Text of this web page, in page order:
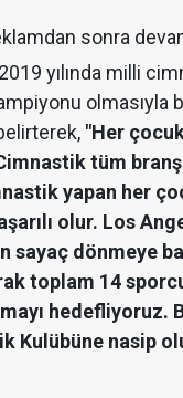
sonra
yılında milli
olmasıyla
"Her
tüm
yapan her
olur. Los
sayaç dönmeye
toplam 14
hedefliyoruz.
Kulübüne nasip